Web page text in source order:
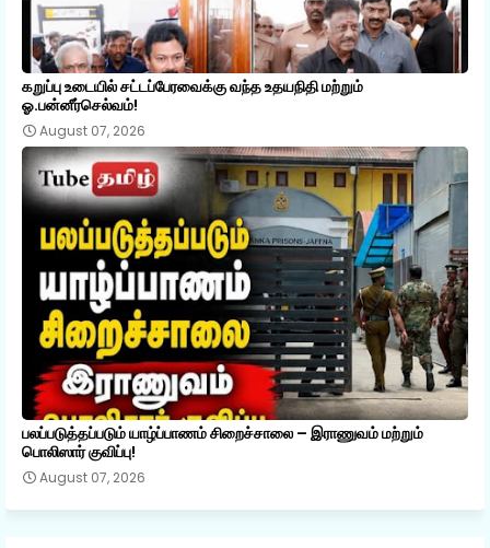
கறுப்பு உடையில் சட்டப்பேரவைக்கு வந்த உதயநிதி மற்றும்
ஓ.பன்னீர்செல்வம்!
August 07, 2026
பலப்படுத்தப்படும் யாழ்ப்பாணம் சிறைச்சாலை – இராணுவம் மற்றும்
பொலிஸார் குவிப்பு!
August 07, 2026